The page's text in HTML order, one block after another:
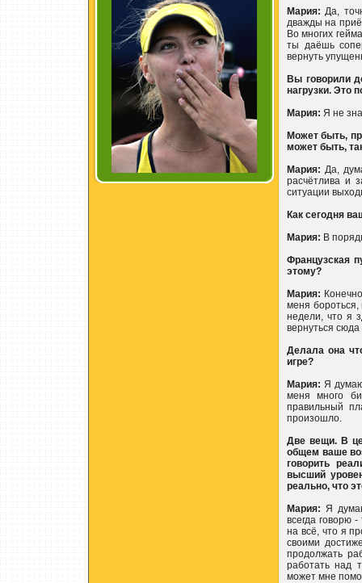
Мария: Да,
дважды на
Во многих
ты даёшь
вернуть
Вы говорили
нагрузки. Это
Мария: Я не
Может быть,
может быть,
Мария: Да,
расчётлива и
ситуации
Как сегодня
Мария: В
Французская
этому?
Мария:
меня бороться,
недели, что я
вернуться
Делала она
игре?
Мария: Я
меня много
правильный
произошло.
Две вещи. В
общем ваше
говорить
высший
реально, что
Мария: Я
всегда говорю
на всё, что я
своими
продолжать
работать над
может мне